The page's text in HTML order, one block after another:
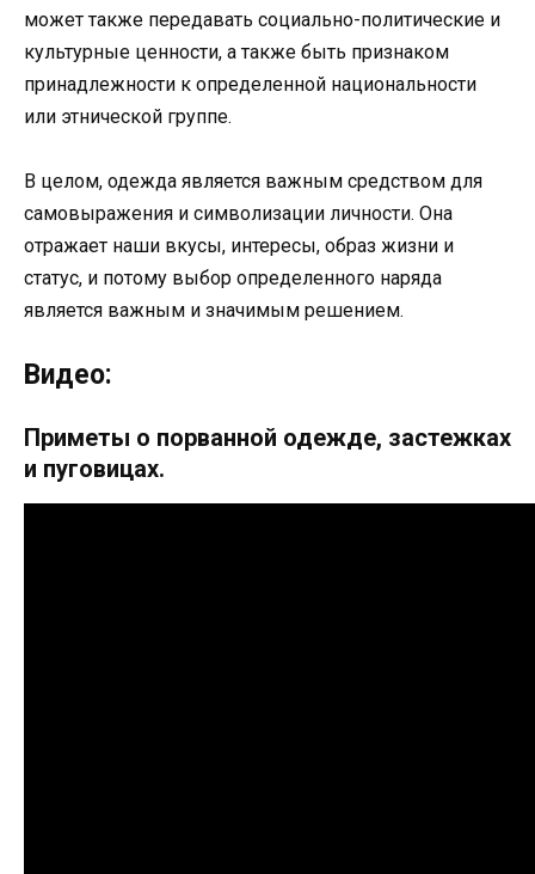
может также передавать социально-политические и
культурные ценности, а также быть признаком
принадлежности к определенной национальности
или этнической группе.
В целом, одежда является важным средством для
самовыражения и символизации личности. Она
отражает наши вкусы, интересы, образ жизни и
статус, и потому выбор определенного наряда
является важным и значимым решением.
Видео:
Приметы о порванной одежде, застежках
и пуговицах.